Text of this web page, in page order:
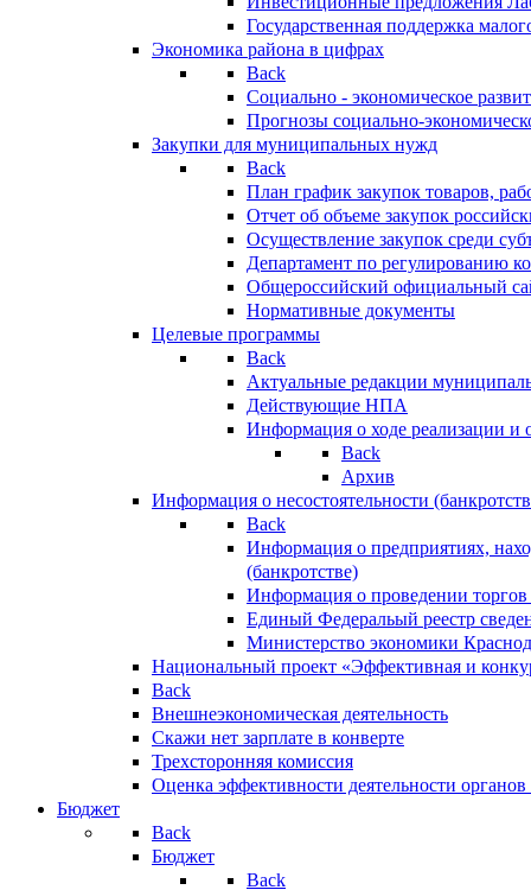
Государственная поддержка
Экономика района в цифрах
Back
Социально - экономическое
Прогнозы социально-
Закупки для муниципальных нужд
Back
План график закупок товаров,
Отчет об объеме закупок
Осуществление закупок среди
Департамент по регулированию
Общероссийский официальный
Нормативные документы
Целевые программы
Back
Актуальные редакции
Действующие НПА
Информация о ходе реализации
Back
Архив
Информация о несостоятельности
Back
Информация о предприятиях,
(банкротстве)
Информация о проведении
Единый Федеральый реестр
Министерство экономики
Национальный проект «Эффективная и
Back
Внешнеэкономическая деятельность
Скажи нет зарплате в конверте
Трехсторонняя комиссия
Оценка эффективности деятельности
Бюджет
Back
Бюджет
Back